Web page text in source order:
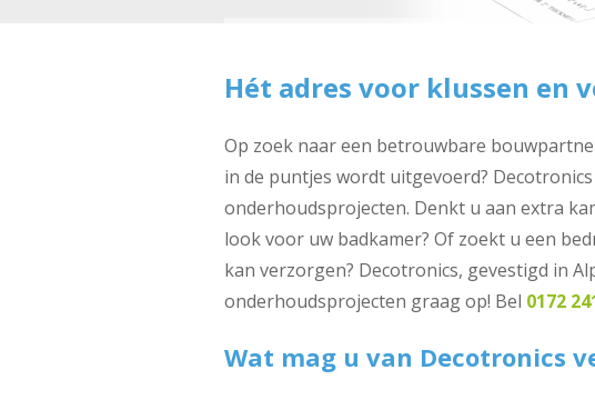
Hét adres voor klussen en
Op zoek naar een betrouwbare
in de puntjes wordt uitgevoerd?
onderhoudsprojecten. Denkt u aan extra
look voor uw badkamer? Of zoekt u een
kan verzorgen? Decotronics, gevestigd in
onderhoudsprojecten graag op! Bel 0172
Wat mag u van Decotronics